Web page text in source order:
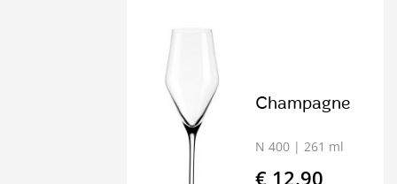
Champagne
N 400 | 261 ml
€ 12.90